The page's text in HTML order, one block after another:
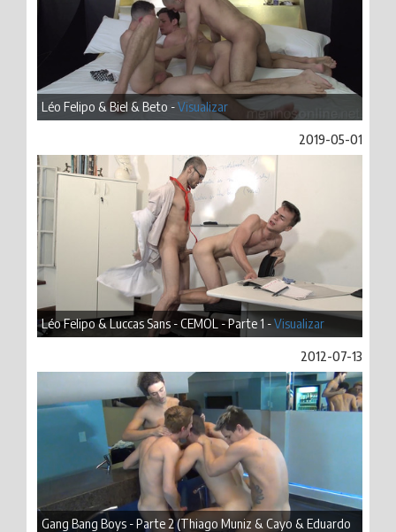
Léo Felipo & Biel & Beto -Visualizar
2019-05-01
Léo Felipo & Luccas Sans - CEMOL - Parte 1 -Visualizar
2012-07-13
Gang Bang Boys - Parte 2 (Thiago Muniz & Cayo & Eduardo